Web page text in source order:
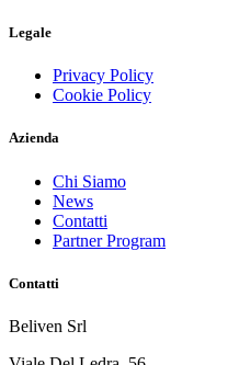
Legale
Privacy Policy
Cookie Policy
Azienda
Chi Siamo
News
Contatti
Partner Program
Contatti
Beliven Srl